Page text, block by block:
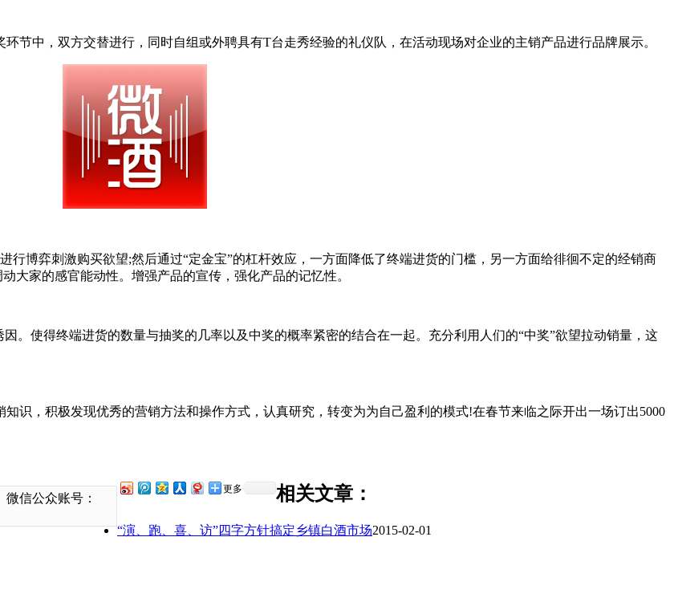
节中，双方交替进行，同时自组或外聘具有T台走秀经验的礼仪队，在活动现场对企业的主销产品进行品牌展示。
博弈刺激购买欲望;然后通过“定金宝”的杠杆效应，一方面降低了终端进货的门槛，另一方面给徘徊不定的经销商
大家的感官能动性。增强产品的宣传，强化产品的记忆性。
。使得终端进货的数量与抽奖的几率以及中奖的概率紧密的结合在一起。充分利用人们的“中奖”欲望拉动销量，这
识，积极发现优秀的营销方法和操作方式，认真研究，转变为为自己盈利的模式!在春节来临之际开出一场订出5000
信公众账号：
更多 相关文章：
“演、跑、喜、访”四字方针搞定乡镇白酒市场2015-02-01